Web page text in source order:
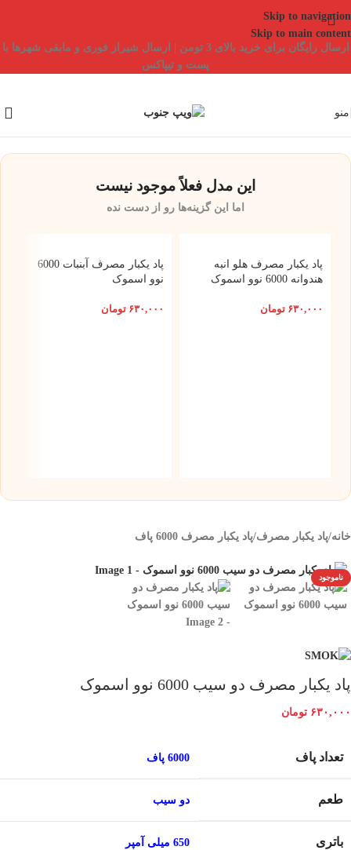
Skip to navigation
Skip to main content
ارسال رایگان برای خرید بالای 3 تومن | ارسال شیراز فوری و مابقی شهرها با
پست و تیپاکس
منو
این مدل فعلاً موجود نیست
اما این گزینه‌ها رو از دست نده
پاد یکبار مصرف هلو انبه
هندوانه 6000 نوو اسموک
۶۳۰,۰۰۰ تومان
پاد یکبار مصرف آبنبات 6000
نوو اسموک
۶۳۰,۰۰۰ تومان
خانه/پاد یکبار مصرف/پاد یکبار مصرف 6000 پاف
ناموجود
پاد یکبار مصرف دو سیب 6000 نوو اسموک
۶۳۰,۰۰۰ تومان
تعداد پاف 6000 پاف
طعم دو سیب
باتری 650 میلی آمپر